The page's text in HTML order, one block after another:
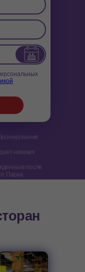
никаких
после
Парка.